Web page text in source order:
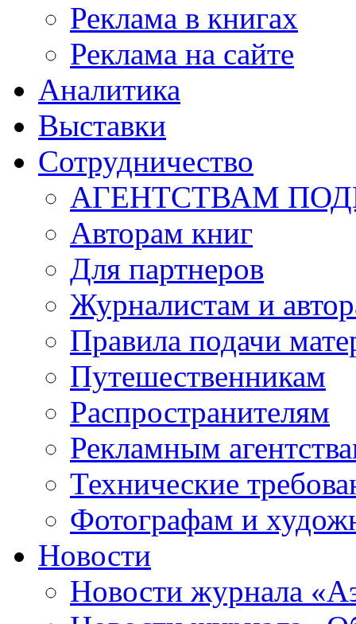
Реклама в книгах
Реклама на сайте
Аналитика
Выставки
Сотрудничество
АГЕНТСТВАМ
Авторам книг
Для партнеров
Журналистам и
Правила подачи
Путешественникам
Распространителям
Рекламным
Технические
Фотографам и
Новости
Новости журнала